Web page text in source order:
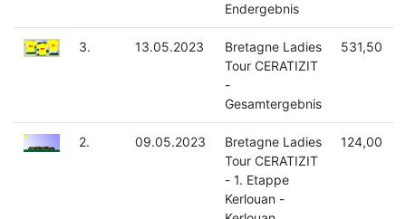
Endergebnis
3. 13.05.2023
Bretagne Ladies
Tour CERATIZIT
-
Gesamtergebnis
531,50
2. 09.05.2023
Bretagne Ladies
Tour CERATIZIT
- 1. Etappe
Kerlouan -
124,00